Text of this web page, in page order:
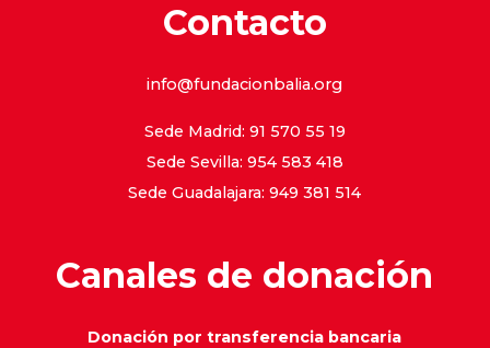
Contacto
info@fundacionbalia.org
Sede Madrid: 91 570 55 19
Sede Sevilla: 954 583 418
Sede Guadalajara: 949 381 514
Canales de donación
Donación por transferencia bancaria